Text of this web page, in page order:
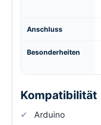
Anschluss
Besonderheiten
Kompatibilität
Arduino